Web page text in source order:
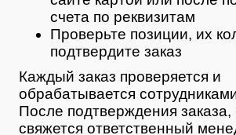
счета по реквизитам
Проверьте позиции, их
подтвердите заказ
Каждый заказ проверяется и
обрабатывается
После подтверждения
свяжется ответственный